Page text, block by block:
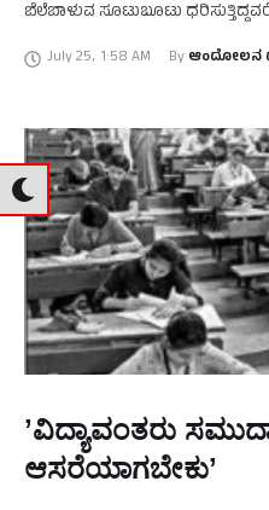
ಬೆಲೆಬಾಳುವ ಸೂಟುಬೂಟು
ಭಾರತಕ್ಕೆ ಬಂದ ಮೇಲೆ ಆಗಿನ …
July 25, 1:58 AM By ಆಂದೋಲನ
ʼವಿದ್ಯಾವಂತರು
ಆಸರೆಯಾಗಬೇಕುʼ